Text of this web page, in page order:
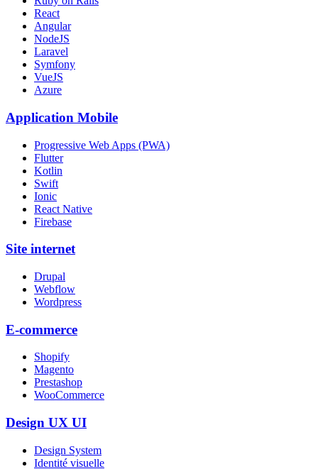
React
Angular
NodeJS
Laravel
Symfony
VueJS
Azure
Application Mobile
Progressive Web Apps (PWA)
Flutter
Kotlin
Swift
Ionic
React Native
Firebase
Site internet
Drupal
Webflow
Wordpress
E-commerce
Shopify
Magento
Prestashop
WooCommerce
Design UX UI
Design System
Identité visuelle